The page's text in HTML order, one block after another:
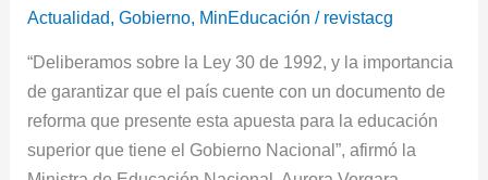
Actualidad,Gobierno, MinEducación / revistacg
“Deliberamos sobre la Ley 30 de 1992, y la importancia
de garantizar que el país cuente con un documento de
reforma que presente esta apuesta para la educación
superior que tiene el Gobierno Nacional”, afirmó la
respaldan
programa
‘Universidad
en
tu
Territorio’